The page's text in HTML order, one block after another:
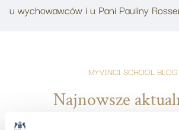
u wychowawców i u Pani Pauliny
MYVINCI SCHOOL BLOG
Najnowsze